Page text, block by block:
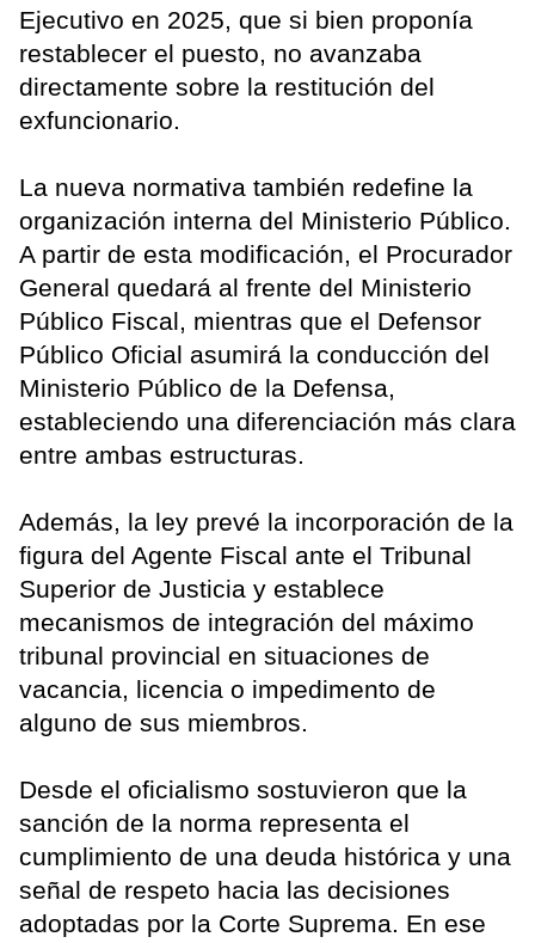
Ejecutivo en 2025, que si bien proponía
restablecer el puesto, no avanzaba
directamente sobre la restitución del
exfuncionario.
La nueva normativa también redefine la
organización interna del Ministerio Público.
A partir de esta modificación, el Procurador
General quedará al frente del Ministerio
Público Fiscal, mientras que el Defensor
Público Oficial asumirá la conducción del
Ministerio Público de la Defensa,
estableciendo una diferenciación más clara
entre ambas estructuras.
Además, la ley prevé la incorporación de la
figura del Agente Fiscal ante el Tribunal
Superior de Justicia y establece
mecanismos de integración del máximo
tribunal provincial en situaciones de
vacancia, licencia o impedimento de
alguno de sus miembros.
Desde el oficialismo sostuvieron que la
sanción de la norma representa el
cumplimiento de una deuda histórica y una
señal de respeto hacia las decisiones
adoptadas por la Corte Suprema. En ese